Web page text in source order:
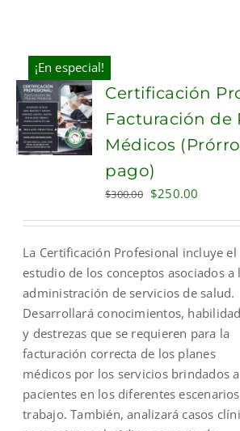
¡En especial!
ADD TO
Certificación
Facturación de
Médicos
pago)
$300.00 Original
$300.00.
$250.00
La Certificación Profesional incluye el
estudio de los conceptos asociados a
administración de servicios de salud.
Desarrollará conocimientos,
y destrezas que se requieren para la
facturación correcta de los planes
médicos por los servicios brindados a
pacientes en los diferentes
trabajo. También, analizará casos